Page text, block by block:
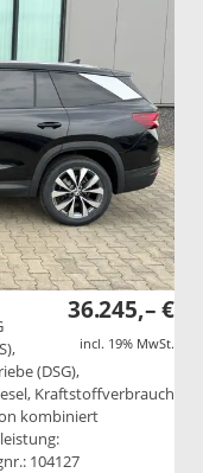
36.245,– €
incl. 19% MwSt.
(DSG),
Kraftstoffverbrauch
kombiniert
104127